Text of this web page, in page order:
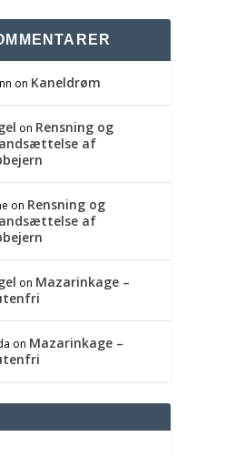
on Kaneldrøm
on Rensning og
af
on Rensning og
af
on Mazarinkage –
on Mazarinkage –